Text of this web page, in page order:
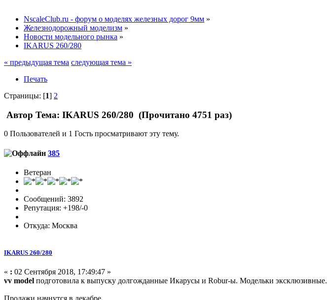
NscaleClub.ru - форум о моделях железных дорог 9мм »
Железнодорожный моделизм »
Новости модельного рынка »
IKARUS 260/280
« предыдущая тема следующая тема »
Печать
Страницы: [1] 2
Автор Тема: IKARUS 260/280 (Прочитано 4751 раз)
0 Пользователей и 1 Гость просматривают эту тему.
385
Ветеран
Сообщений: 3892
Репутация: +198/-0
Откуда: Москва
IKARUS 260/280
« : 02 Сентября 2018, 17:49:47 »
vv model подготовила к выпуску долгожданные Икарусы и Robur-ы. Модельки эксклюзивные.